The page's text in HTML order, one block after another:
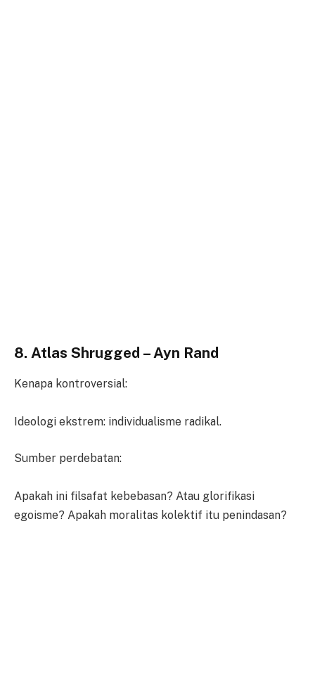
8. Atlas Shrugged – Ayn Rand
Kenapa kontroversial:
Ideologi ekstrem: individualisme radikal.
Sumber perdebatan:
Apakah ini filsafat kebebasan? Atau glorifikasi
egoisme? Apakah moralitas kolektif itu penindasan?